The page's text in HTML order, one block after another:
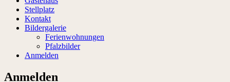
Stellplatz
Kontakt
Bildergalerie
Ferienwohnungen
Pfalzbilder
Anmelden
Anmelden